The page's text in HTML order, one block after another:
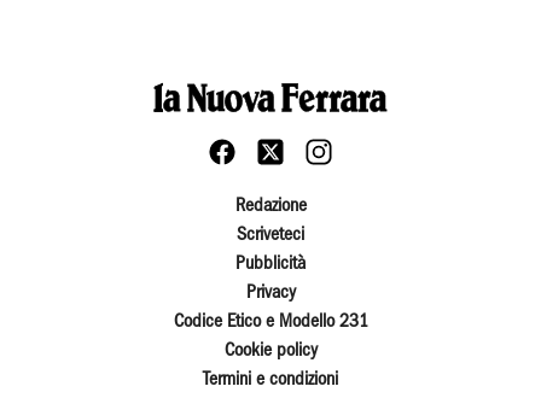
Redazione
Scriveteci
Pubblicità
Privacy
Codice Etico e Modello 231
Cookie policy
Termini e condizioni